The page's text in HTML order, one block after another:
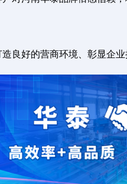
良好的营商环境、彰显企业